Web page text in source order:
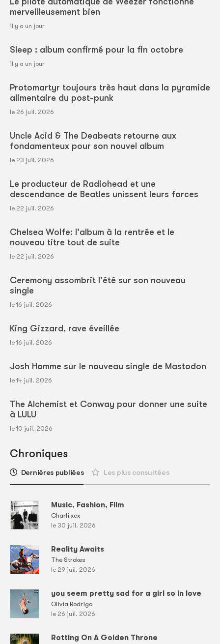
merveilleusement bien
il y a un jour
Sleep : album confirmé pour la fin octobre
il y a un jour
Protomartyr toujours très haut dans la pyramide
alimentaire du post-punk
le 26 juil. 2026
Uncle Acid & The Deabeats retourne aux
fondamenteux pour son nouvel album
le 23 juil. 2026
Le producteur de Radiohead et une
descendance de Beatles unissent leurs forces
le 22 juil. 2026
Chelsea Wolfe: l'album à la rentrée et le
nouveau titre tout de suite
le 22 juil. 2026
Ceremony assombrit l'été sur son nouveau
single
le 16 juil. 2026
King Gizzard, rave éveillée
le 16 juil. 2026
Josh Homme sur le nouveau single de Mastodon
le 14 juil. 2026
The Alchemist et Conway pour donner une suite
à LULU
le 10 juil. 2026
Chroniques
Dernières publiées Les plus consultées
Music, Fashion, Film
Charli xcx
le 30 juil. 2026
Reality Awaits
The Strokes
le 29 juil. 2026
you seem pretty sad for a girl so in love
Olivia Rodrigo
le 26 juil. 2026
Rotting On A Golden Throne